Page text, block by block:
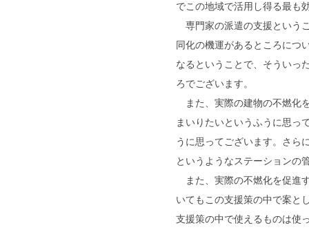
でこの地域で活用し得る最も
専門家の派遣の支援という
同化の機運があるところにつ
なるということで、そういっ
ろでございます。
また、実際の建物の不燃化
まいりたいというふうに思っ
うに思ってございます。さら
というようなステーションの
また、実際の不燃化を促進
いてもこの支援策の中で案と
支援策の中で使えるものは使